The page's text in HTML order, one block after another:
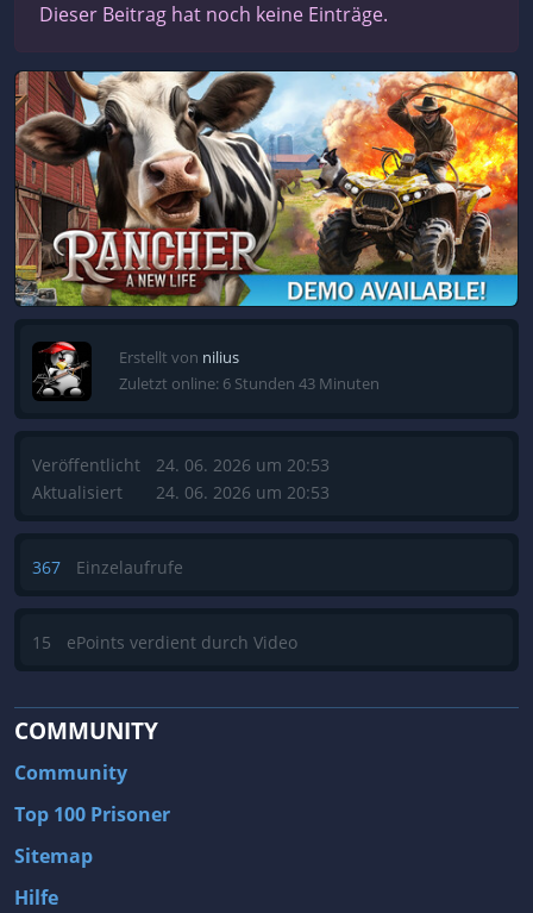
Dieser Beitrag hat noch keine Einträge.
Erstellt von nilius
Zuletzt online: 6 Stunden 43 Minuten
Veröffentlicht
Aktualisiert
24. 06. 2026 um 20:53
24. 06. 2026 um 20:53
367 Einzelaufrufe
15 ePoints verdient durch Video
COMMUNITY
Community
Top 100 Prisoner
Sitemap
Hilfe